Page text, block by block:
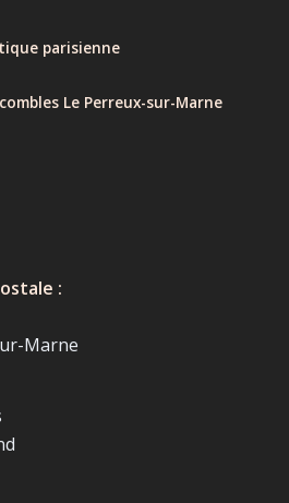
parisienne
Le Perreux-sur-Marne
:
Marne